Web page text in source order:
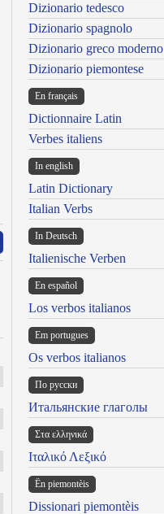
Dizionario tedesco
Dizionario spagnolo
Dizionario greco moderno
Dizionario piemontese
En français
Dictionnaire Latin
Verbes italiens
In english
Latin Dictionary
Italian Verbs
In Deutsch
Italienische Verben
En español
Los verbos italianos
Em portugues
Os verbos italianos
По русски
Итальянские глаголы
Στα ελληνικά
Ιταλικό Λεξικό
Ën piemontèis
Dissionari piemontèis